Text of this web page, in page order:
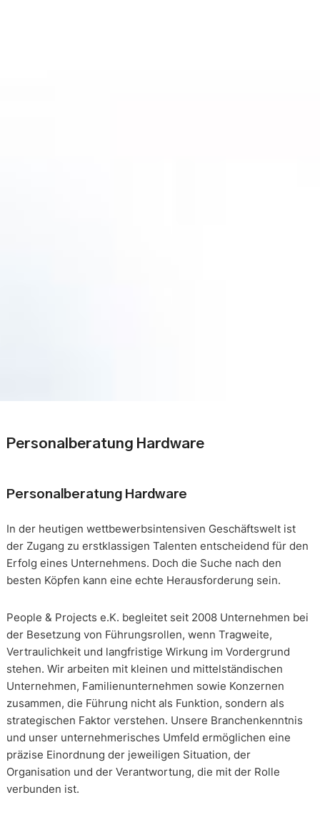
Personalberatung Hardware
Personalberatung Hardware
In der heutigen wettbewerbsintensiven Geschäftswelt ist
der Zugang zu erstklassigen Talenten entscheidend für den
Erfolg eines Unternehmens. Doch die Suche nach den
besten Köpfen kann eine echte Herausforderung sein.
People & Projects e.K. begleitet seit 2008 Unternehmen bei
der Besetzung von Führungsrollen, wenn Tragweite,
Vertraulichkeit und langfristige Wirkung im Vordergrund
stehen. Wir arbeiten mit kleinen und mittelständischen
Unternehmen, Familienunternehmen sowie Konzernen
zusammen, die Führung nicht als Funktion, sondern als
strategischen Faktor verstehen. Unsere Branchenkenntnis
und unser unternehmerisches Umfeld ermöglichen eine
präzise Einordnung der jeweiligen Situation, der
Organisation und der Verantwortung, die mit der Rolle
verbunden ist.